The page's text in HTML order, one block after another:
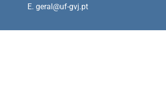
E.geral@uf-gvj.pt